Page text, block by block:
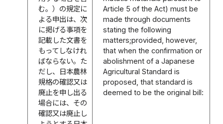
む。）の規定に
よる申出は、次
に掲げる事項を
記載した文書を
もってしなけれ
ばならない。た
だし、日本農林
規格の確認又は
廃止を申し出る
場合には、その
確認又は廃止し
Article 5 of the Act) must be
made through documents
stating the following
matters;provided, however,
that when the confirmation or
abolishment of a Japanese
Agricultural Standard is
proposed, that standard is
deemed to be the original bill: